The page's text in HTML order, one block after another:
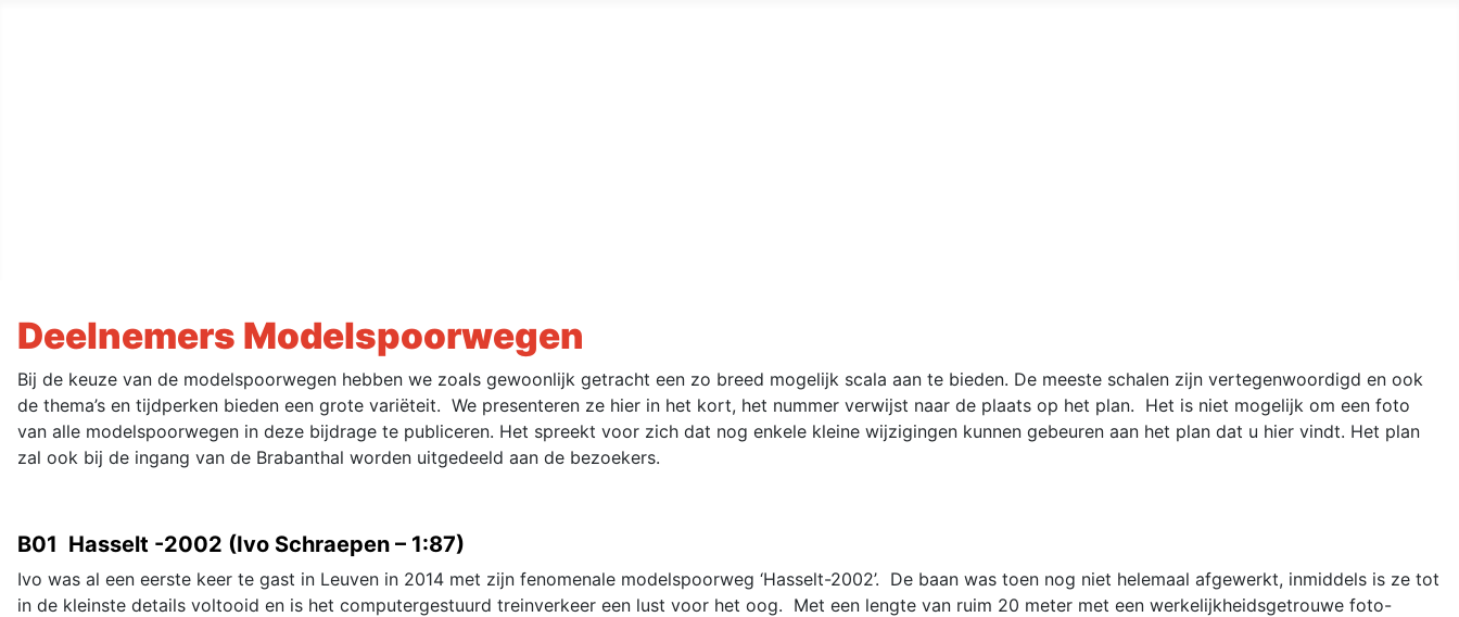
Deelnemers Modelspoorwegen
Bij de keuze van de modelspoorwegen hebben we zoals gewoonlijk getracht een zo breed mogelijk scala aan te bieden. De meeste schalen zijn vertegenwoordigd en ook
de thema’s en tijdperken bieden een grote variëteit. We presenteren ze hier in het kort, het nummer verwijst naar de plaats op het plan. Het is niet mogelijk om een foto
van alle modelspoorwegen in deze bijdrage te publiceren. Het spreekt voor zich dat nog enkele kleine wijzigingen kunnen gebeuren aan het plan dat u hier vindt. Het plan
zal ook bij de ingang van de Brabanthal worden uitgedeeld aan de bezoekers.
B01 Hasselt -2002 (Ivo Schraepen – 1:87)
Ivo was al een eerste keer te gast in Leuven in 2014 met zijn fenomenale modelspoorweg ‘Hasselt-2002’. De baan was toen nog niet helemaal afgewerkt, inmiddels is ze tot
in de kleinste details voltooid en is het computergestuurd treinverkeer een lust voor het oog. Met een lengte van ruim 20 meter met een werkelijkheidsgetrouwe foto-